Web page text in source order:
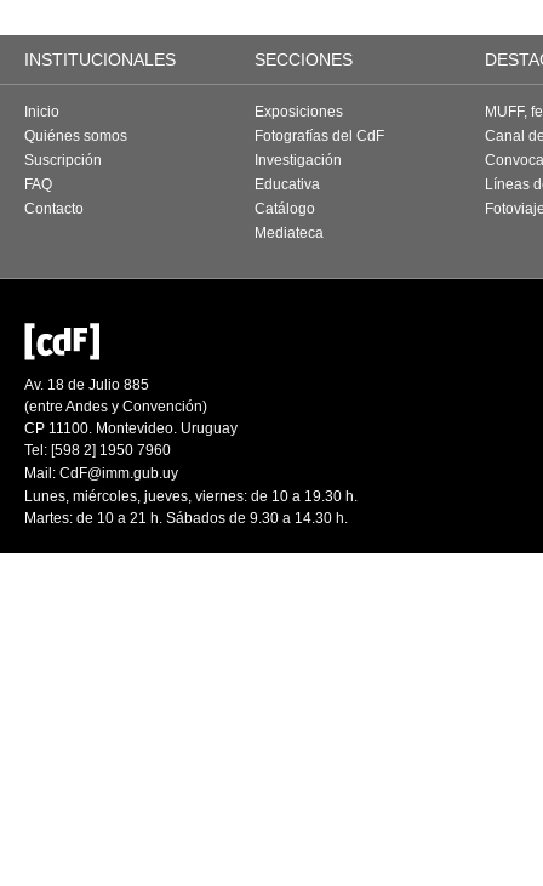
INSTITUCIONALES SECCIONES
Inicio
Quiénes somos
Suscripción
FAQ
Contacto
Exposiciones
Fotografías del CdF
Investigación
Educativa
Catálogo
Mediateca
MUFF,
Canal
Líneas
Av. 18 de Julio 885
(entre Andes y Convención)
CP 11100. Montevideo. Uruguay
Tel: [598 2] 1950 7960
Mail: CdF@imm.gub.uy
Lunes, miércoles, jueves, viernes: de 10 a 19.30 h.
Martes: de 10 a 21 h. Sábados de 9.30 a 14.30 h.